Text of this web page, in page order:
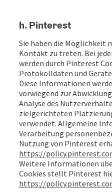
h. Pinterest
Sie haben die Möglichkeit
Kontakt zu treten. Bei
werden durch Pinterest
Protokolldaten und
Diese Informationen
vorwiegend zur
Analyse des
zielgerichteten
verwendet. Allgemeine
Verarbeitung
Nutzung von Pinterest
https://
Weitere Informationen
Cookies stellt Pinterest
https://